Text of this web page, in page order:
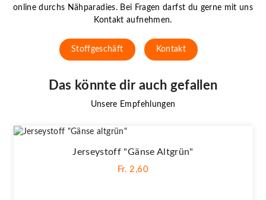
online durchs Nähparadies. Bei Fragen darfst du gerne mit uns
Kontakt aufnehmen.
Stoffgeschäft Kontakt
Das könnte dir auch gefallen
Unsere Empfehlungen
Jerseystoff "Gänse Altgrün"
Fr. 2,60